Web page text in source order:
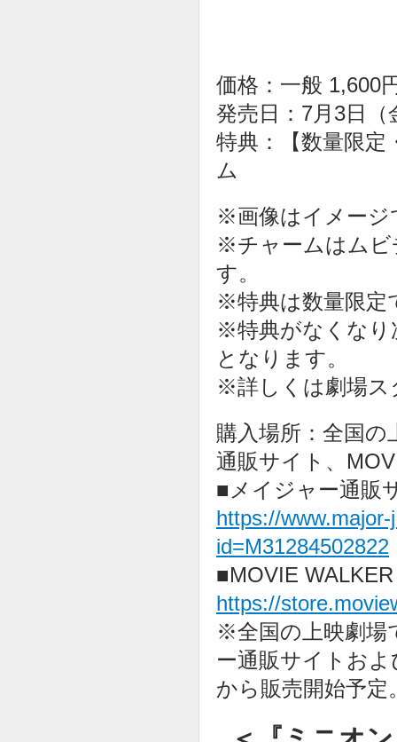
価格：一般 1,600
発売日：7月3日（
特典：【数量限
ム
※画像はイメージ
※チャームはムビ
す。
※特典は数量限定
※特典がなくなり
となります。
※詳しくは劇場ス
購入場所：全国
通販サイト、
■メイジャー通販
https://
id=M31284502822
■MOVIE
https://
※全国の上映劇場
ー通販サイトお
から販売開始予定